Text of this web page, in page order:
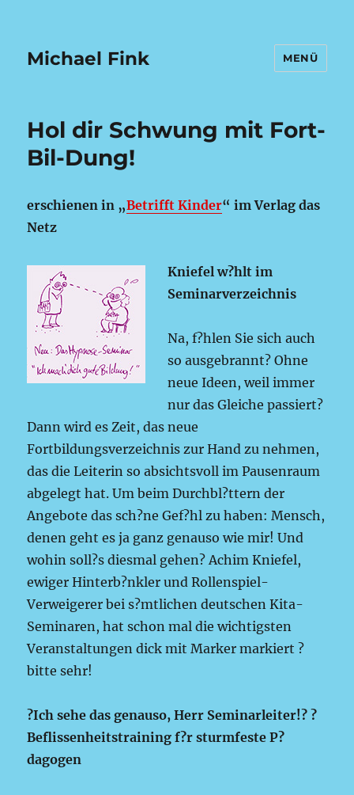
Michael Fink MENÜ
Hol dir Schwung mit Fort-
Bil-Dung!
erschienen in „Betrifft Kinder“ im Verlag das
Netz
Kniefel w?hlt im
Seminarverzeichnis
Na, f?hlen Sie sich auch
so ausgebrannt? Ohne
neue Ideen, weil immer
nur das Gleiche passiert?
Dann wird es Zeit, das neue
Fortbildungsverzeichnis zur Hand zu nehmen,
das die Leiterin so absichtsvoll im Pausenraum
abgelegt hat. Um beim Durchbl?ttern der
Angebote das sch?ne Gef?hl zu haben: Mensch,
denen geht es ja ganz genauso wie mir! Und
wohin soll?s diesmal gehen? Achim Kniefel,
ewiger Hinterb?nkler und Rollenspiel-
Verweigerer bei s?mtlichen deutschen Kita-
Seminaren, hat schon mal die wichtigsten
Veranstaltungen dick mit Marker markiert ?
bitte sehr!
?Ich sehe das genauso, Herr Seminarleiter!? ?
Beflissenheitstraining f?r sturmfeste P?
dagogen